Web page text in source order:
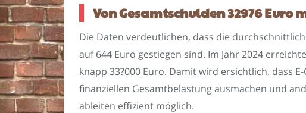
Von Gesamtschulden 32976
Die Daten verdeutlichen, dass die
auf 644 Euro gestiegen sind. Im Jahr 2024
knapp 33?000 Euro. Damit wird ersichtlich, dass
finanziellen Gesamtbelastung ausmachen und
ableiten effizient möglich.